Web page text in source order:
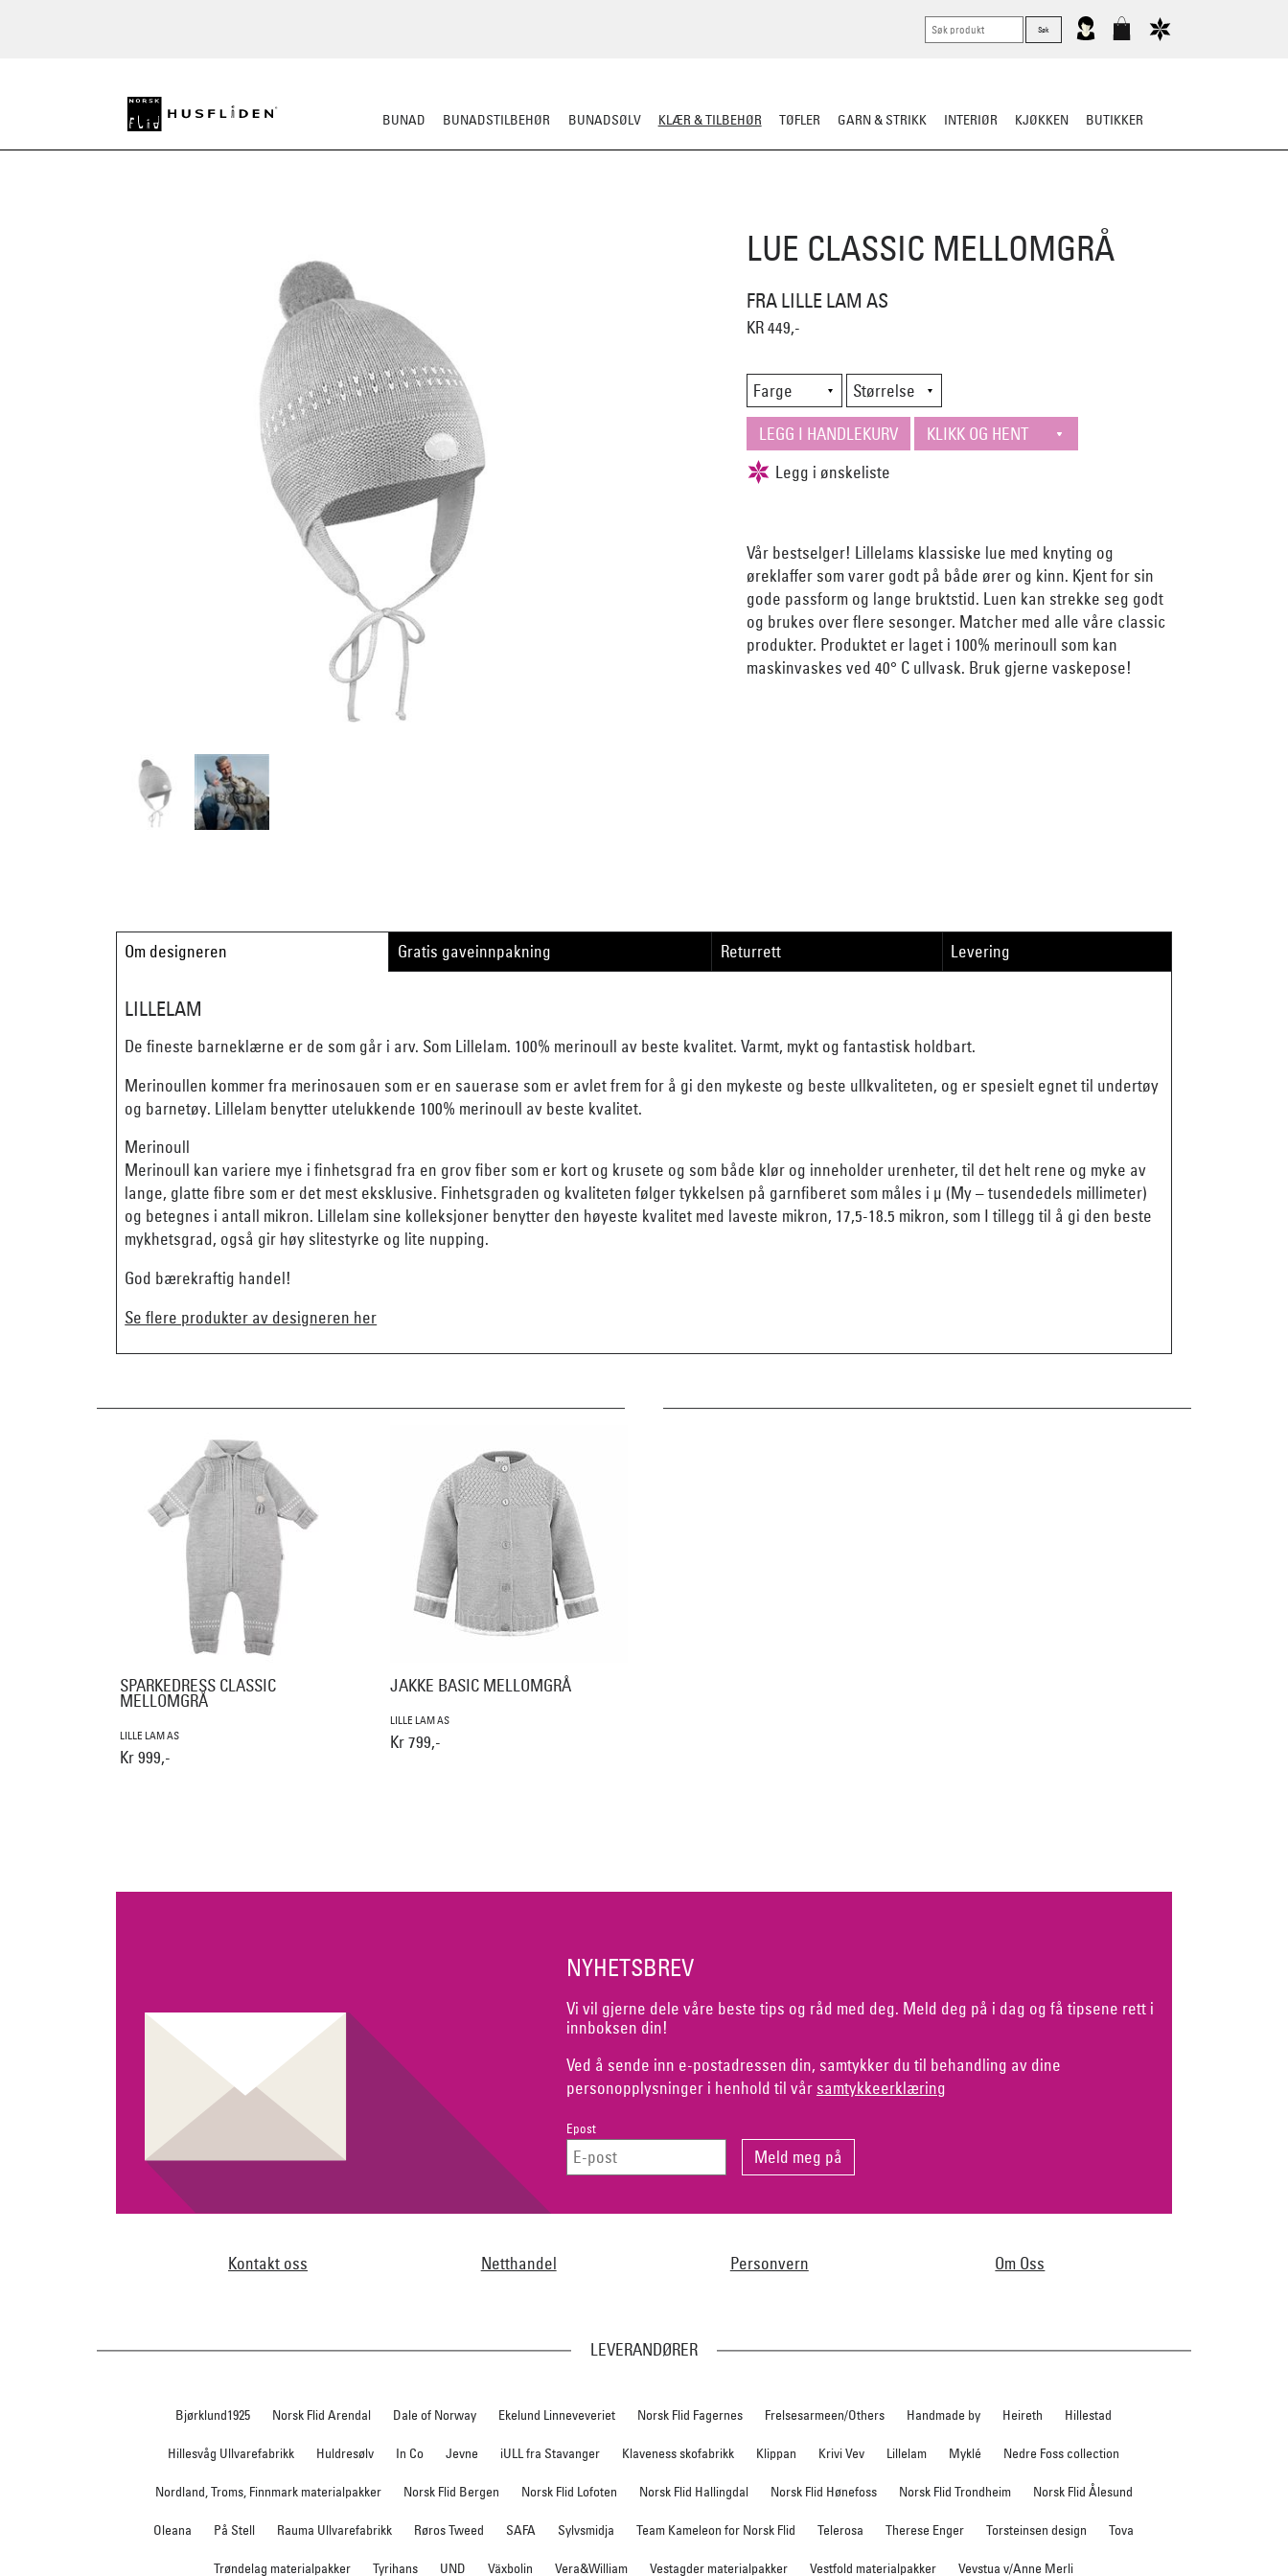
BUNAD BUNADSTILBEHØR BUNADSØLV KLÆR & TILBEHØR TØFLER GARN & STRIKK INTERIØR KJØKKEN BUTIKKER
LUE CLASSIC MELLOMGRÅ
FRA LILLE LAM AS
KR 449,-
Vår bestselger! Lillelams klassiske lue med knyting og
øreklaffer som varer godt på både ører og kinn. Kjent for sin
gode passform og lange bruktstid. Luen kan strekke seg godt
og brukes over flere sesonger. Matcher med alle våre classic
produkter. Produktet er laget i 100% merinoull som kan
maskinvaskes ved 40° C ullvask. Bruk gjerne vaskepose!
Om designeren Gratis gaveinnpakning Returrett Levering
LILLELAM
De fineste barneklærne er de som går i arv. Som Lillelam. 100% merinoull av beste kvalitet. Varmt, mykt og fantastisk holdbart.
Merinoullen kommer fra merinosauen som er en sauerase som er avlet frem for å gi den mykeste og beste ullkvaliteten, og er spesielt egnet til undertøy
og barnetøy. Lillelam benytter utelukkende 100% merinoull av beste kvalitet.
Merinoull
Merinoull kan variere mye i finhetsgrad fra en grov fiber som er kort og krusete og som både klør og inneholder urenheter, til det helt rene og myke av
lange, glatte fibre som er det mest eksklusive. Finhetsgraden og kvaliteten følger tykkelsen på garnfiberet som måles i µ (My – tusendedels millimeter)
og betegnes i antall mikron. Lillelam sine kolleksjoner benytter den høyeste kvalitet med laveste mikron, 17,5-18.5 mikron, som I tillegg til å gi den beste
mykhetsgrad, også gir høy slitestyrke og lite nupping.
God bærekraftig handel!
Se flere produkter av designeren her
SPARKEDRESS CLASSIC
MELLOMGRÅ
LILLE LAM AS
Kr 999,-
JAKKE BASIC MELLOMGRÅ
LILLE LAM AS
Kr 799,-
NYHETSBREV
Vi vil gjerne dele våre beste tips og råd med deg. Meld deg på i dag og få tipsene rett i
innboksen din!
Ved å sende inn e-postadressen din, samtykker du til behandling av dine
personopplysninger i henhold til vår samtykkeerklæring
Epost
Kontakt oss Netthandel Personvern Om Oss
LEVERANDØRER
Bjørklund1925 Norsk Flid Arendal Dale of Norway Ekelund Linneveveriet Norsk Flid Fagernes Frelsesarmeen/Others Handmade by Heireth Hillestad
Hillesvåg Ullvarefabrikk Huldresølv In Co Jevne iULL fra Stavanger Klaveness skofabrikk Klippan Krivi Vev Lillelam Myklé Nedre Foss collection
Nordland, Troms, Finnmark materialpakker Norsk Flid Bergen Norsk Flid Lofoten Norsk Flid Hallingdal Norsk Flid Hønefoss Norsk Flid Trondheim Norsk Flid Ålesund
Oleana På Stell Rauma Ullvarefabrikk Røros Tweed SAFA Sylvsmidja Team Kameleon for Norsk Flid Telerosa Therese Enger Torsteinsen design Tova
Trøndelag materialpakker Tyrihans UND Växbolin Vera&William Vestagder materialpakker Vestfold materialpakker Vevstua v/Anne Merli